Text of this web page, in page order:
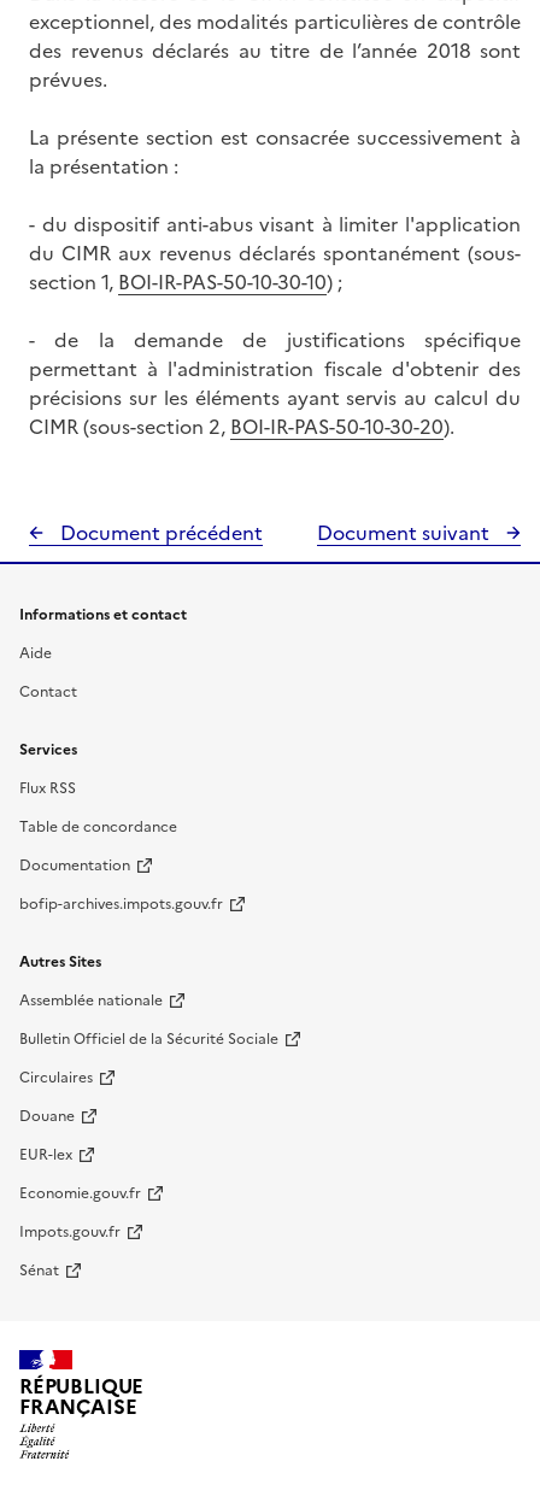
exceptionnel, des modalités particulières de contrôle
des revenus déclarés au titre de l’année 2018 sont
prévues.
La présente section est consacrée successivement à
la présentation :
- du dispositif anti-abus visant à limiter l'application
du CIMR aux revenus déclarés spontanément (sous-
section 1, BOI-IR-PAS-50-10-30-10) ;
- de la demande de justifications spécifique
permettant à l'administration fiscale d'obtenir des
précisions sur les éléments ayant servis au calcul du
CIMR (sous-section 2, BOI-IR-PAS-50-10-30-20).
Document précédent Document suivant
Informations et contact
Aide
Contact
Services
Flux RSS
Table de concordance
Documentation
bofip-archives.impots.gouv.fr
Autres Sites
Assemblée nationale
Bulletin Officiel de la Sécurité Sociale
Circulaires
Douane
EUR-lex
Economie.gouv.fr
Impots.gouv.fr
Sénat
RÉPUBLIQUE
FRANÇAISE